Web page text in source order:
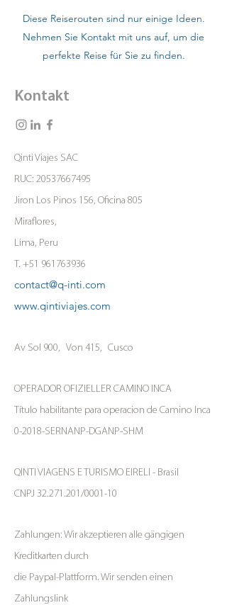
Diese Reiserouten sind nur einige Ideen.
Nehmen Sie Kontakt mit uns auf, um die
perfekte Reise für Sie zu finden.
Kontakt
Qinti Viajes SAC
RUC: 20537667495
Jiron Los Pinos 156, Oficina 805
Miraflores,
Lima, Peru
T. +51 961763936
contact@q-inti.com
www.qintiviajes.com
Av Sol 900, Von 415, Cusco
OPERADOR OFIZIELLER CAMINO INCA
Título habilitante para operacion de Camino Inca
0-2018-SERNANP-DGANP-SHM
QINTI VIAGENS E TURISMO EIRELI - Brasil
CNPJ 32.271.201 /0001-10
Zahlungen: Wir akzeptieren alle gängigen
Kreditkarten durch
die Paypal-Plattform. Wir senden einen
Zahlungslink